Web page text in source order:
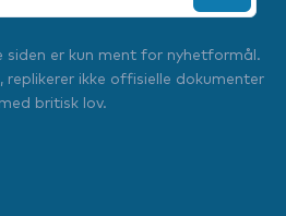
siden er kun ment for nyhetformål.
replikerer ikke offisielle dokumenter
britisk lov.